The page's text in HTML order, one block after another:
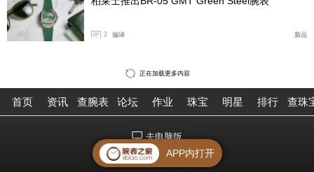
2 编译 新品
正在加载更多内容
首页 资讯 查腕表 论坛 作业 珠宝 明星 排行 查珠
去电脑版
©2026腕表之家 m.xbiao.com
APP内打开